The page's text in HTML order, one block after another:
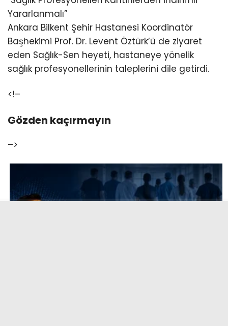
Yararlanmalı”
Ankara Bilkent Şehir Hastanesi Koordinatör
Başhekimi Prof. Dr. Levent Öztürk’ü de ziyaret
eden Sağlık-Sen heyeti, hastaneye yönelik
sağlık profesyonellerinin taleplerini dile getirdi.
<!–
Gözden kaçırmayın
–>